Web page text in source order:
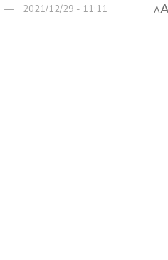
2021/12/29 - 11:11 A